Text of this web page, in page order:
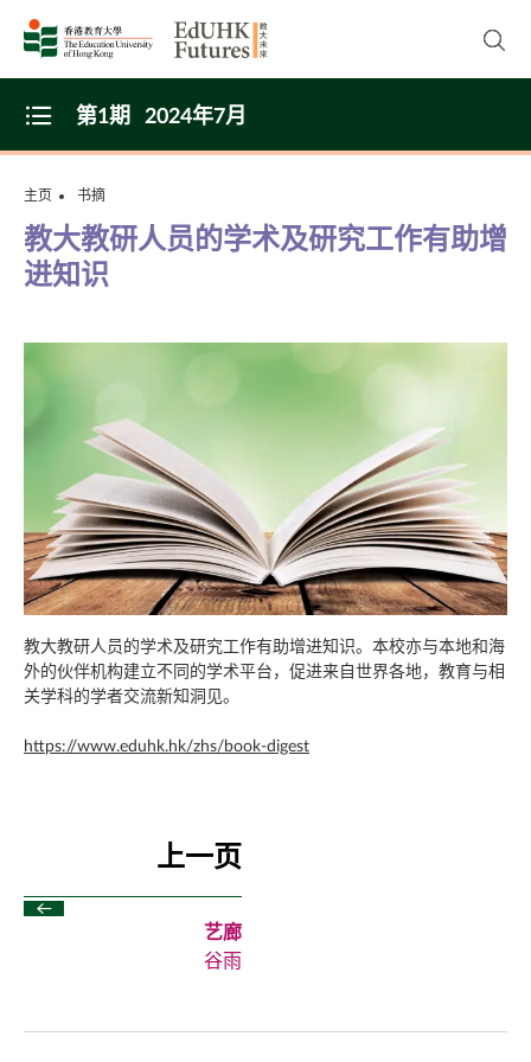
开
Open Menu
第1期 2024年7月
主页 书摘
教大教研人员的学术及研究工作有助增
进知识
教大教研人员的学术及研究工作有助增进知识。本校亦与本地和海
外的伙伴机构建立不同的学术平台，促进来自世界各地，教育与相
关学科的学者交流新知洞见。
https://www.eduhk.hk/zhs/book-digest
上一页
艺廊
谷雨